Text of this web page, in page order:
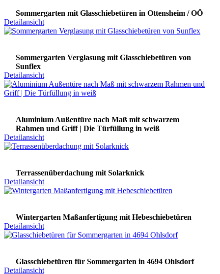
Sommergarten mit Glasschiebetüren in Ottensheim / OÖ
Detailansicht
Sommergarten Verglasung mit Glasschiebetüren von
Sunflex
Detailansicht
Aluminium Außentüre nach Maß mit schwarzem
Rahmen und Griff | Die Türfüllung in weiß
Detailansicht
Terrassenüberdachung mit Solarknick
Detailansicht
Wintergarten Maßanfertigung mit Hebeschiebetüren
Detailansicht
Glasschiebetüren für Sommergarten in 4694 Ohlsdorf
Detailansicht